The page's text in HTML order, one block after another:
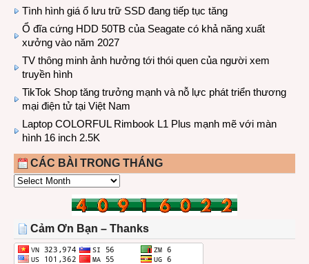
Tình hình giá ổ lưu trữ SSD đang tiếp tục tăng
Ổ đĩa cứng HDD 50TB của Seagate có khả năng xuất
xưởng vào năm 2027
TV thông minh ảnh hưởng tới thói quen của người xem
truyền hình
TikTok Shop tăng trưởng mạnh và nỗ lực phát triển thương
mại điện tử tại Việt Nam
Laptop COLORFUL Rimbook L1 Plus mạnh mẽ với màn
hình 16 inch 2.5K
CÁC BÀI TRONG THÁNG
CÁC
THÁNG
Cảm Ơn Bạn – Thanks